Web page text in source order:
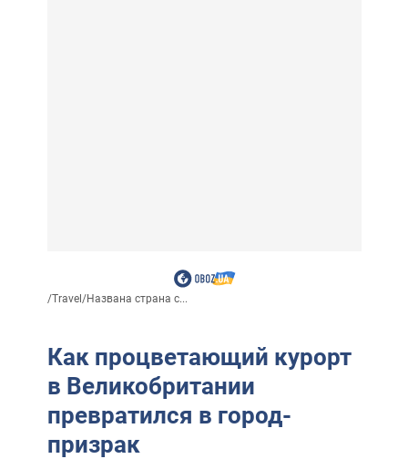
/Travel/Названа страна с...
Как процветающий курорт
в Великобритании
превратился в город-
призрак